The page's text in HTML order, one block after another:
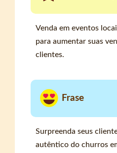
Venda em eventos
para aumentar suas
clientes.
Frase
Surpreenda seus
autêntico do churros